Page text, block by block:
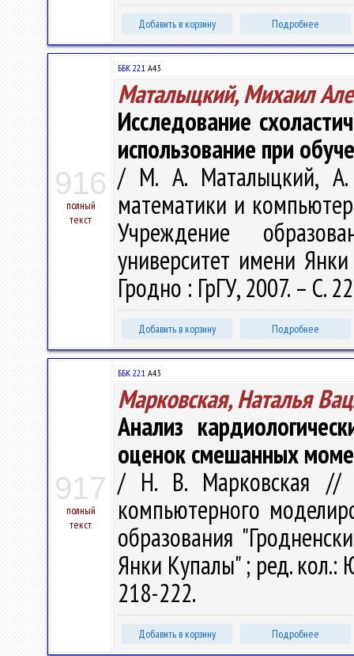
Добавить в корзину Подробнее
916
полный
текст
ББК 22.1 А43
Маталыцкий, Михаил
Исследование
использование при
/ М. А. Маталыцкий, А.
математики и
Учреждение
университет имени
Гродно : ГрГУ, 2007. – С.
Добавить в корзину Подробнее
917
полный
текст
ББК 22.1 А43
Марковская, Наталья
Анализ
оценок смешанных
/ Н. В. Марковская //
компьютерного
образования
Янки Купалы" ; ред. кол.:
218-222.
Добавить в корзину Подробнее